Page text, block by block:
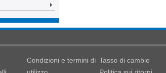
Condizioni e termini di Tasso di cambio